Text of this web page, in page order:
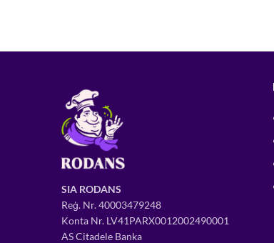
SIA RODANS
Reģ. Nr.40003479248
Konta Nr. LV41PARX0012002490001
AS Citadele Banka